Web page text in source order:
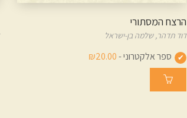
הרצח המסתורי
דוד תדהר,שלמה בן-ישראל
ספר אלקטרוני -₪20.00